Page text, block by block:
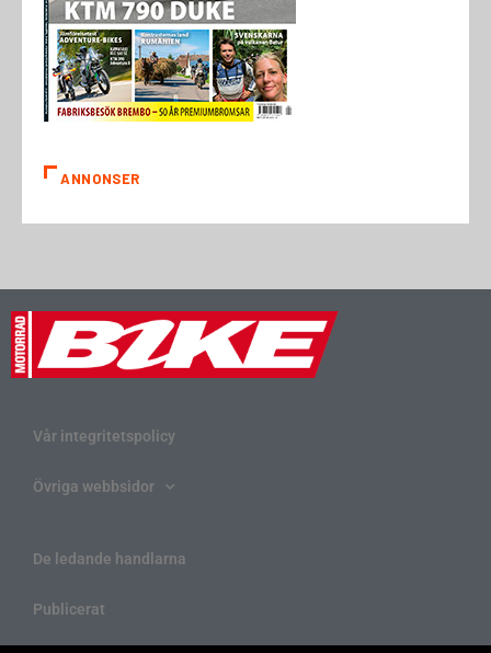
ANNONSER
Vår integritetspolicy
Övriga webbsidor
De ledande handlarna
Publicerat